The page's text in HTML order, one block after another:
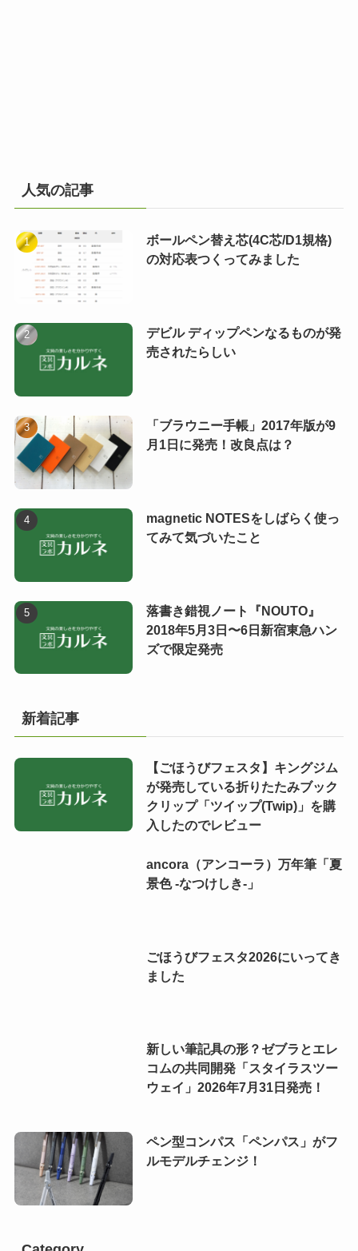
人気の記事
ボールペン替え芯(4C芯/D1規格)
の対応表つくってみました
デビル ディップペンなるものが発
売されたらしい
「ブラウニー手帳」2017年版が9
月1日に発売！改良点は？
magnetic NOTESをしばらく使っ
てみて気づいたこと
落書き錯視ノート『NOUTO』
2018年5月3日〜6日新宿東急ハン
ズで限定発売
新着記事
【ごほうびフェスタ】キングジム
が発売している折りたたみブック
クリップ「ツイップ(Twip)」を購
入したのでレビュー
ancora（アンコーラ）万年筆「夏
景色 -なつけしき-」
ごほうびフェスタ2026にいってき
ました
新しい筆記具の形？ゼブラとエレ
コムの共同開発「スタイラスツー
ウェイ」2026年7月31日発売！
ペン型コンパス「ペンパス」がフ
ルモデルチェンジ！